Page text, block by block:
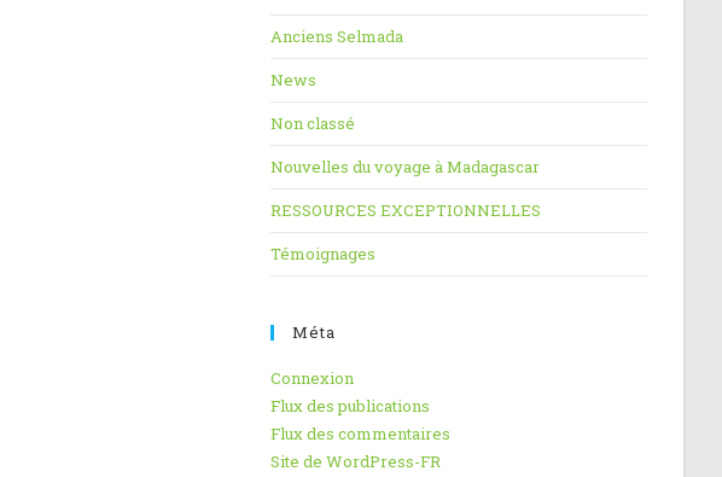
Anciens Selmada
News
Non classé
Nouvelles du voyage à Madagascar
RESSOURCES EXCEPTIONNELLES
Témoignages
Méta
Connexion
Flux des publications
Flux des commentaires
Site de WordPress-FR